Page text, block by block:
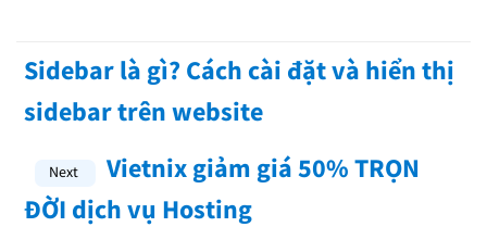
Sidebar là gì? Cách cài đặt và hiển thị
sidebar trên website
Vietnix giảm giá 50% TRỌN
ĐỜI dịch vụ Hosting